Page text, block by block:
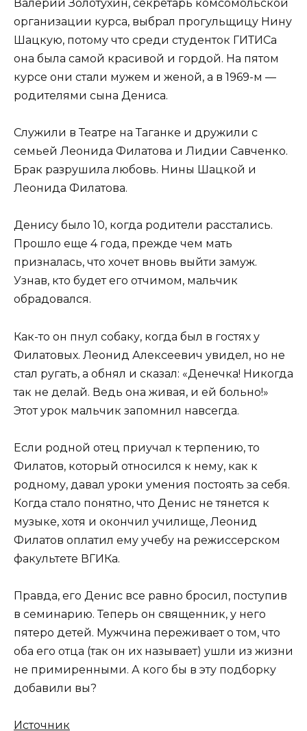
Валерий Золотухин, секретарь комсомольской
организации курса, выбрал прогульщицу Нину
Шацкую, потому что среди студенток ГИТИСа
она была самой красивой и гордой. На пятом
курсе они стали мужем и женой, а в 1969-м —
родителями сына Дениса.
Служили в Театре на Таганке и дружили с
семьей Леонида Филатова и Лидии Савченко.
Брак разрушила любовь. Нины Шацкой и
Леонида Филатова.
Денису было 10, когда родители расстались.
Прошло еще 4 года, прежде чем мать
призналась, что хочет вновь выйти замуж.
Узнав, кто будет его отчимом, мальчик
обрадовался.
Как-то он пнул собаку, когда был в гостях у
Филатовых. Леонид Алексеевич увидел, но не
стал ругать, а обнял и сказал: «Денечка! Никогда
так не делай. Ведь она живая, и ей больно!»
Этот урок мальчик запомнил навсегда.
Если родной отец приучал к терпению, то
Филатов, который относился к нему, как к
родному, давал уроки умения постоять за себя.
Когда стало понятно, что Денис не тянется к
музыке, хотя и окончил училище, Леонид
Филатов оплатил ему учебу на режиссерском
факультете ВГИКа.
Правда, его Денис все равно бросил, поступив
в семинарию. Теперь он священник, у него
пятеро детей. Мужчина переживает о том, что
оба его отца (так он их называет) ушли из жизни
не примиренными. А кого бы в эту подборку
добавили вы?
Источник